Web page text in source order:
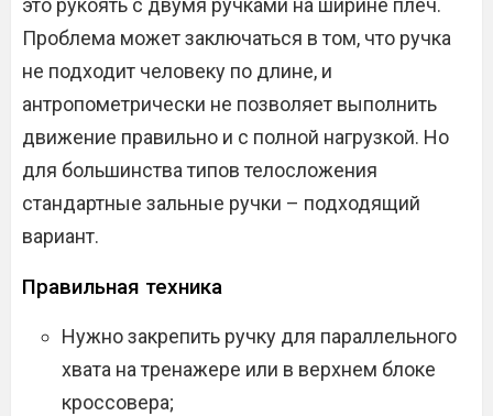
это рукоять с двумя ручками на ширине плеч.
Проблема может заключаться в том, что ручка
не подходит человеку по длине, и
антропометрически не позволяет выполнить
движение правильно и с полной нагрузкой. Но
для большинства типов телосложения
стандартные зальные ручки – подходящий
вариант.
Правильная техника
Нужно закрепить ручку для параллельного
хвата на тренажере или в верхнем блоке
кроссовера;